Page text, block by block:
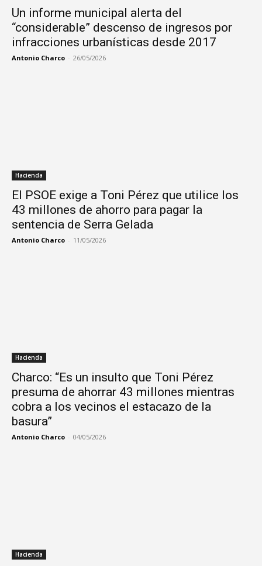
Un informe municipal alerta del
“considerable” descenso de ingresos por
infracciones urbanísticas desde 2017
Antonio Charco - 26/05/2026
Hacienda
El PSOE exige a Toni Pérez que utilice los
43 millones de ahorro para pagar la
sentencia de Serra Gelada
Antonio Charco - 11/05/2026
Hacienda
Charco: “Es un insulto que Toni Pérez
presuma de ahorrar 43 millones mientras
cobra a los vecinos el estacazo de la
basura”
Antonio Charco - 04/05/2026
Hacienda